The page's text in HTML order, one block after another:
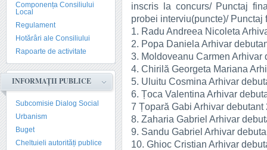
Componența Consiliului
Local
Regulament
Hotărâri ale Consiliului
Rapoarte de activitate
INFORMAȚII PUBLICE
Subcomisie Dialog Social
Urbanism
Buget
Cheltuieli autorități publice
inscris la concurs/ Punctaj
probei interviu(puncte)/
1. Radu Andreea Nicoleta
2. Popa Daniela Arhivar
3. Moldoveanu Carmen
4. Chirilă Georgeta Mariana
5. Uluitu Cosmina Arhivar
6. Țoca Valentina Arhivar
7 Țopară Gabi Arhivar
8. Zaharia Gabriel Arhivar
9. Sandu Gabriel Arhivar
10. Ghioc Cristian Arhivar